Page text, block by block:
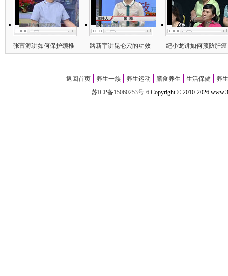
张富源讲如何保护颈椎 路新宇讲昆仑穴的功效 纪小龙讲如何预防肝癌
返回首页 养生一族 养生运动 膳食养生 生活保健
养
苏ICP备15060253号-6Copyright©2010-2026